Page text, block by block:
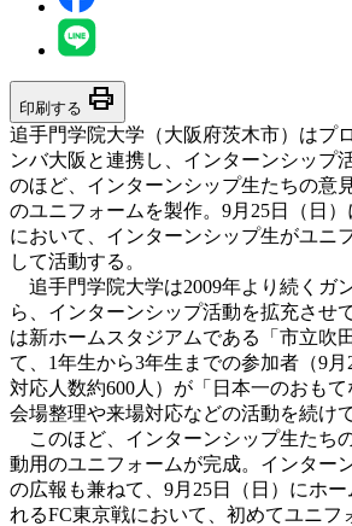
印刷する print
追手門学院大学（大阪府茨木市）はプ
ンバ大阪と連携し、インターンシップ
のほど、インターンシップ生たちの意
のユニフォームを製作。9月25日（日
において、インターンシップ生がユニ
して活動する。
追手門学院大学は2009年より続くガ
ら、インターンシップ活動を拡充させ
は新ホームスタジアムである「市立吹
て、1年生から3年生までの参加者（9
対応人数約600人）が「日本一のおもて
会場整理や来場対応などの活動を続け
このほど、インターンシップ生たち
動用のユニフォームが完成。インター
の広報も兼ねて、9月25日（日）にホ
れるFC東京戦において、初めてユニフ